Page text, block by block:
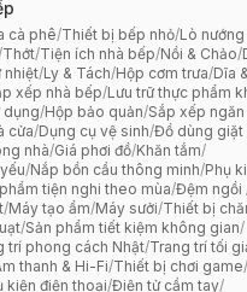
cà phê/Thiết bị bếp nhỏ/Lò
Thớt/Tiện ích nhà bếp/Nồi & Chảo/
nhiệt/Ly & Tách/Hộp cơm trưa/Dĩa
xếp nhà bếp/Lưu trữ thực phẩm
dụng/Hộp bảo quản/Sắp xếp
cửa/Dụng cụ vệ sinh/Đồ dùng giặt
nhà/Giá phơi đồ/Khăn tắm/
/Nắp bồn cầu thông minh/Phụ
tiện nghi theo mùa/Đệm ngồi
/Máy tạo ẩm/Máy sưởi/Thiết bị
/Sản phẩm tiết kiệm không gian/
trí phong cách Nhật/Trang trí tối
thanh & Hi-Fi/Thiết bị chơi game/
kiện điện thoại/Điện tử cầm tay/